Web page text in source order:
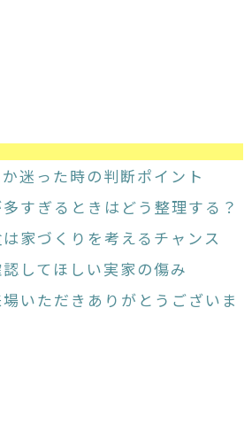
迷った時の判断ポイント
すぎるときはどう整理する？
家づくりを考えるチャンス
してほしい実家の傷み
いただきありがとうございま